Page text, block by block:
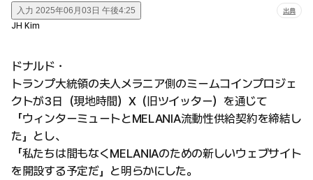
入力 2025年06月03日 午後4:25 出典
JH Kim
ドナルド・
トランプ大統領の夫人メラニア側のミームコインプロジェ
クトが3日（現地時間）X（旧ツイッター）を通じて
「ウィンターミュートとMELANIA流動性供給契約を締結し
た」とし、
「私たちは間もなくMELANIAのための新しいウェブサイト
を開設する予定だ」と明らかにした。